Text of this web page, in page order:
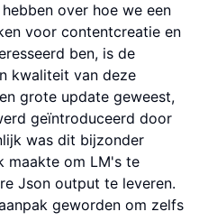
over hoe we een
voor contentcreatie en
ben, is de
kwaliteit van deze
grote update geweest,
geïntroduceerd door
was dit bijzonder
maakte om LM's te
Json output te leveren.
geworden om zelfs